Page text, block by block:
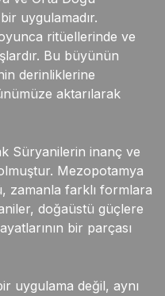
uygulamadır.
ritüellerinde ve
Bu büyünün
derinliklerine
aktarılarak
Süryanilerin inanç ve
Mezopotamya
zamanla farklı formlara
doğaüstü güçlere
bir parçası
uygulama değil, aynı